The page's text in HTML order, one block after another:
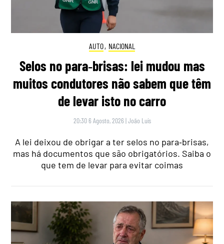
AUTO, NACIONAL
Selos no para‑brisas: lei mudou mas
muitos condutores não sabem que têm
de levar isto no carro
20:30 6 Agosto, 2026 |João Luís
A lei deixou de obrigar a ter selos no para‑brisas,
mas há documentos que são obrigatórios. Saiba o
que tem de levar para evitar coimas